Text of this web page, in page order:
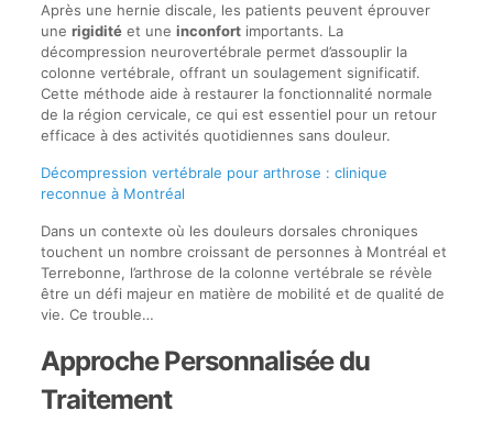
Après une hernie discale, les patients peuvent éprouver
une rigiditéet une inconfortimportants. La
décompression neurovertébrale permet d’assouplir la
colonne vertébrale, offrant un soulagement significatif.
Cette méthode aide à restaurer la fonctionnalité normale
de la région cervicale, ce qui est essentiel pour un retour
efficace à des activités quotidiennes sans douleur.
Décompression vertébrale pour arthrose : clinique
reconnue à Montréal
Dans un contexte où les douleurs dorsales chroniques
touchent un nombre croissant de personnes à Montréal et
Terrebonne, l’arthrose de la colonne vertébrale se révèle
être un défi majeur en matière de mobilité et de qualité de
vie. Ce trouble…
Approche Personnalisée du
Traitement